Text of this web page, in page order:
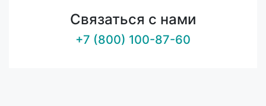
Связаться с нами
+7 (800) 100-87-60